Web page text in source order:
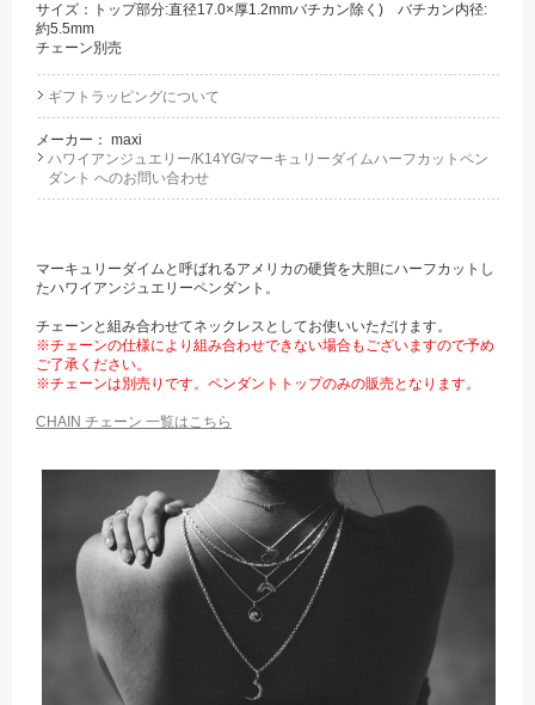
サイズ：トップ部分:直径17.0×厚1.2mmバチカン除く) バチカン内径:
約5.5mm
チェーン別売
ギフトラッピングについて
メーカー： maxi
ハワイアンジュエリー/K14YG/マーキュリーダイムハーフカットペン
ダント へのお問い合わせ
マーキュリーダイムと呼ばれるアメリカの硬貨を大胆にハーフカットし
たハワイアンジュエリーペンダント。
チェーンと組み合わせてネックレスとしてお使いいただけます。
※チェーンの仕様により組み合わせできない場合もございますので予め
ご了承ください。
※チェーンは別売りです。ペンダントトップのみの販売となります。
CHAIN チェーン 一覧はこちら